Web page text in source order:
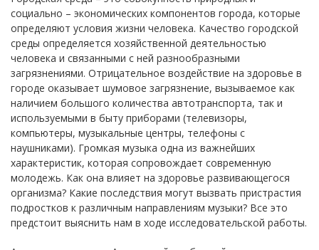
социально – экономических компонентов города, которые
определяют условия жизни человека. Качество городской
среды определяется хозяйственной деятельностью
человека и связанными с ней разнообразными
загрязнениями. Отрицательное воздействие на здоровье в
городе оказывает шумовое загрязнение, вызываемое как
наличием большого количества автотранспорта, так и
используемыми в быту приборами (телевизоры,
компьютеры, музыкальные центры, телефоны с
наушниками). Громкая музыка одна из важнейших
характеристик, которая сопровождает современную
молодежь. Как она влияет на здоровье развивающегося
организма? Какие последствия могут вызвать пристрастия
подростков к различным направлениям музыки? Все это
предстоит выяснить нам в ходе исследовательской работы.